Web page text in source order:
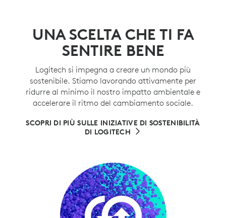
UNA SCELTA CHE TI FA
SENTIRE BENE
Logitech si impegna a creare un mondo più
sostenibile. Stiamo lavorando attivamente per
ridurre al minimo il nostro impatto ambientale e
accelerare il ritmo del cambiamento sociale.
SCOPRI DI PIÙ SULLE INIZIATIVE DI SOSTENIBILITÀ
DI LOGITECH